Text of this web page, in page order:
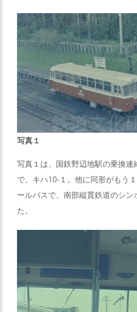
写真１
写真１は、国鉄野辺地駅の乗換連
で、キハ10-１。他に同形がもう
ールバスで、南部縦貫鉄道のシン
た。